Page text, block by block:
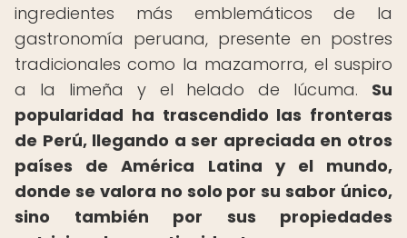
ingredientes más emblemáticos de la
gastronomía peruana, presente en postres
tradicionales como la mazamorra, el suspiro
a la limeña y el helado de lúcuma. Su
popularidad ha trascendido las fronteras
de Perú, llegando a ser apreciada en otros
países de América Latina y el mundo,
donde se valora no solo por su sabor único,
sino también por sus propiedades